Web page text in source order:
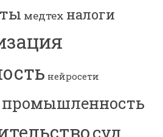
медтех налоги
нейросети
промышленность
суд